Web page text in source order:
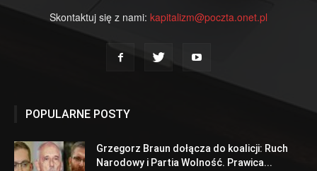
Skontaktuj się z nami: kapitalizm@poczta.onet.pl
POPULARNE POSTY
Grzegorz Braun dołącza do koalicji: Ruch
Narodowy i Partia Wolność. Prawica...